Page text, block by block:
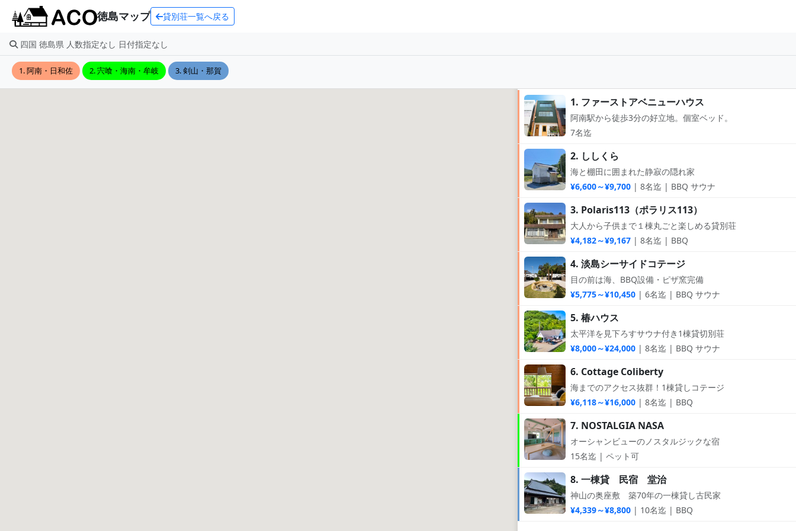
徳島マップ 貸別荘一覧へ戻る
四国 徳島県 人数指定なし 日付指定なし
1. 阿南・日和佐 2. 宍喰・海南・牟岐 3. 剣山・那賀
1. ファーストアベニューハウス
阿南駅から徒歩3分の好立地。個室ベッド。
7名迄
2. ししくら
海と棚田に囲まれた静寂の隠れ家
¥6,600～¥9,700| 8名迄 | BBQ サウナ
3. Polaris113（ポラリス113）
大人から子供まで１棟丸ごと楽しめる貸別荘
¥4,182～¥9,167| 8名迄 | BBQ
4. 淡島シーサイドコテージ
目の前は海、BBQ設備・ピザ窯完備
¥5,775～¥10,450| 6名迄 | BBQ サウナ
5. 椿ハウス
太平洋を見下ろすサウナ付き1棟貸切別荘
¥8,000～¥24,000| 8名迄 | BBQ サウナ
6. Cottage Coliberty
海までのアクセス抜群！1棟貸しコテージ
¥6,118～¥16,000| 8名迄 | BBQ
7. NOSTALGIA NASA
オーシャンビューのノスタルジックな宿
15名迄 | ペット可
8. 一棟貸 民宿 堂治
神山の奥座敷 築70年の一棟貸し古民家
¥4,339～¥8,800| 10名迄 | BBQ